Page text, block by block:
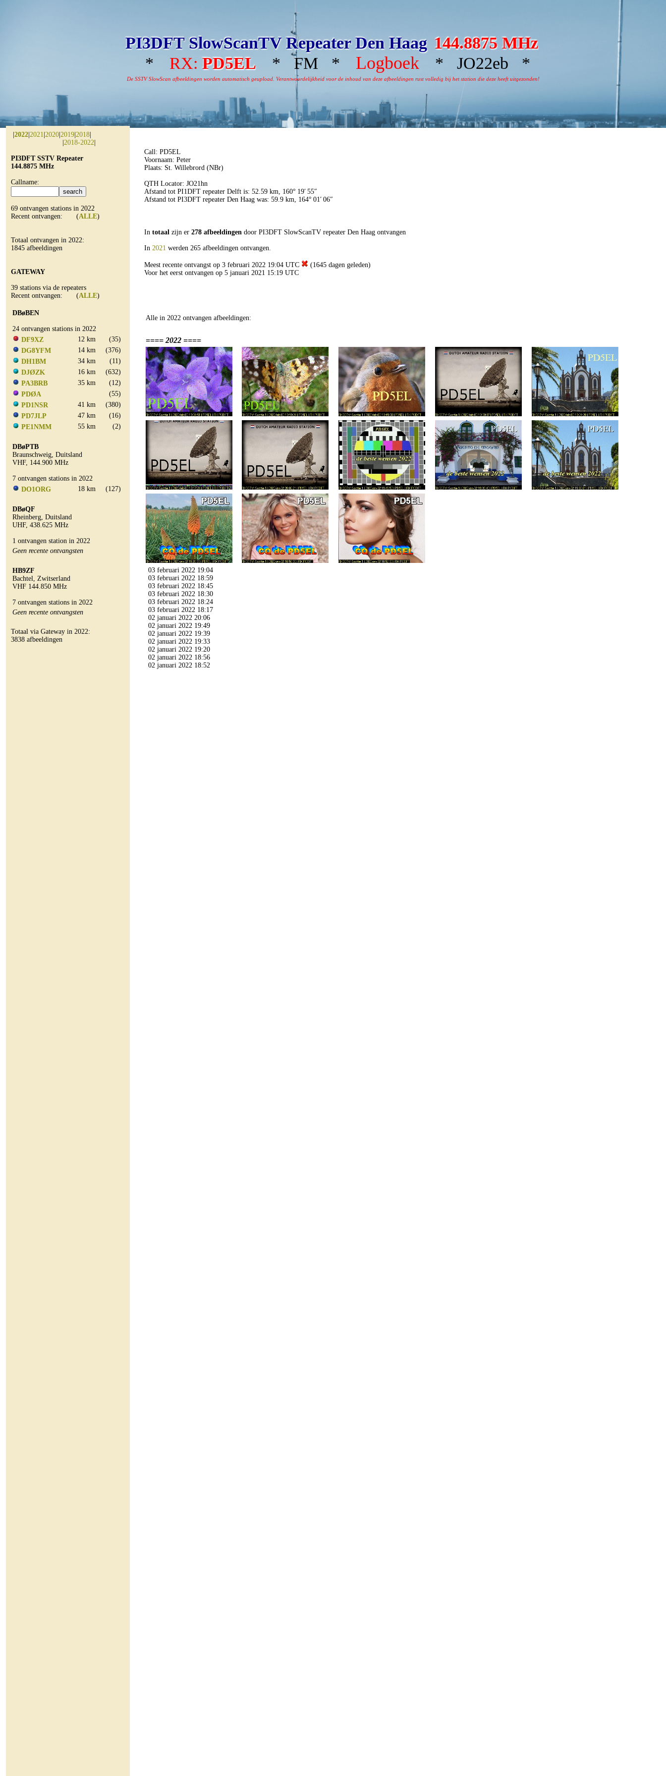
PI3DFT SlowScanTV Repeater Den Haag 144.8875 MHz
*
RX: PD5EL * FM * Logboek * JO22eb *
De SSTV SlowScan afbeeldingen worden automatisch geupload. Verantwoordelijkheid voor de inhoud van deze afbeeldingen rust volledig bij het station die deze heeft uitgezonden!
2022 2021 2020 2019 2018
2018-2022
PI3DFT SSTV Repeater
144.8875 MHz
Callname:
69 ontvangen stations in 2022
Recent ontvangen: (ALLE)
Totaal ontvangen in 2022:
1845 afbeeldingen
GATEWAY
39 stations via de repeaters
Recent ontvangen: (ALLE)
DBøBEN
24 ontvangen stations in 2022
DF9XZ
12 km
(35)
DG8YFM
14 km
(376)
DH1BM
34 km
(11)
DJØZK
16 km
(632)
PA3BRB
35 km
(12)
PDØA
(55)
PD1NSR
41 km
(380)
PD7JLP
47 km
(16)
PE1NMM
55 km (2)
DBøPTB
Braunschweig, Duitsland
VHF, 144.900 MHz
7 ontvangen stations in 2022
DO1ORG
18 km (127)
DBøQF
Rheinberg, Duitsland
UHF, 438.625 MHz
1 ontvangen station in 2022
Geen recente ontvangsten
HB9ZF
Bachtel, Zwitserland
VHF 144.850 MHz
7 ontvangen stations in 2022
Geen recente ontvangsten
Totaal via Gateway in 2022:
3838 afbeeldingen
Call: PD5EL
Voornaam: Peter
Plaats: St. Willebrord (NBr)
QTH Locator: JO21hn
Afstand tot PI1DFT repeater Delft is: 52.59 km, 160° 19′ 55″
Afstand tot PI3DFT repeater Den Haag was: 59.9 km, 164° 01′ 06″
In totaal zijn er 278 afbeeldingen door PI3DFT SlowScanTV repeater Den Haag ontvangen
In 2021 werden 265 afbeeldingen ontvangen.
Meest recente ontvangst op 3 februari 2022 19:04 UTC
(1645 dagen geleden)
Voor het eerst ontvangen op 5 januari 2021 15:19 UTC
Alle in 2022 ontvangen afbeeldingen:
==== 2022 ====
03 februari 2022 19:04
03 februari 2022 18:59
03 februari 2022 18:45
03 februari 2022 18:30
03 februari 2022 18:24
03 februari 2022 18:17
02 januari 2022 20:06
02 januari 2022 19:49
02 januari 2022 19:39
02 januari 2022 19:33
02 januari 2022 19:20
02 januari 2022 18:56
02 januari 2022 18:52